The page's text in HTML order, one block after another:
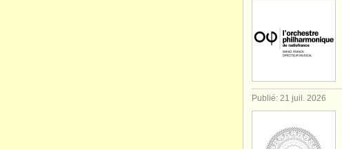
Publié: 21 juil. 2026